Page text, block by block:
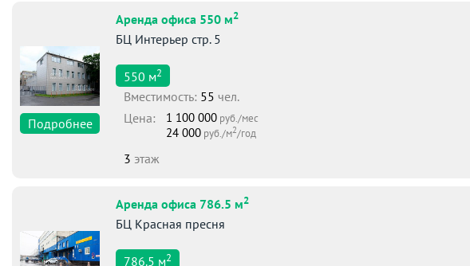
Подробнее
Аренда офиса 550 м2
БЦ Интерьер стр. 5
550 м2
Вместимоcть: 55 чел.
Цена:
1 100 000 руб./мес
24 000 руб./м2/год
3 этаж
Аренда офиса 786.5 м2
БЦ Красная пресня
786.5 м2